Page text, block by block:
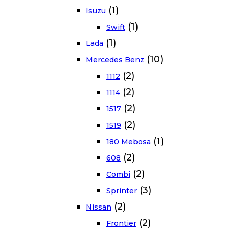
Isuzu (1)
Swift (1)
Lada (1)
Mercedes Benz (10)
1112 (2)
1114 (2)
1517 (2)
1519 (2)
180 Mebosa (1)
608 (2)
Combi (2)
Sprinter (3)
Nissan (2)
Frontier (2)